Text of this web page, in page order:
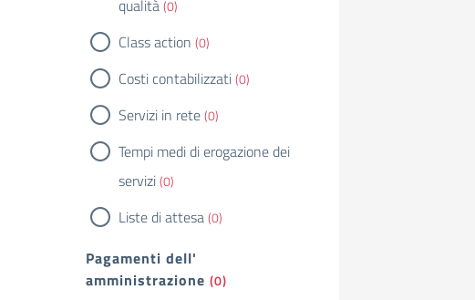
qualità(0)
Class action (0)
Costi contabilizzati(0)
Servizi in rete(0)
Tempi medi di erogazione dei
servizi(0)
Liste di attesa(0)
Pagamenti dell'
amministrazione (0)